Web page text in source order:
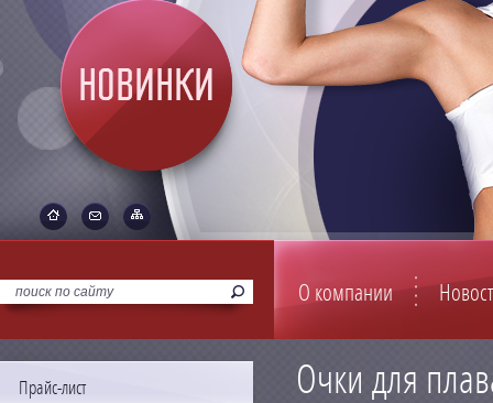
О компании
Очки для
Прайс-лист